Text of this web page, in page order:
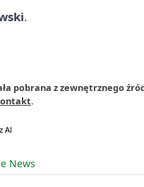
.
pobrana z zewnętrznego
.
News